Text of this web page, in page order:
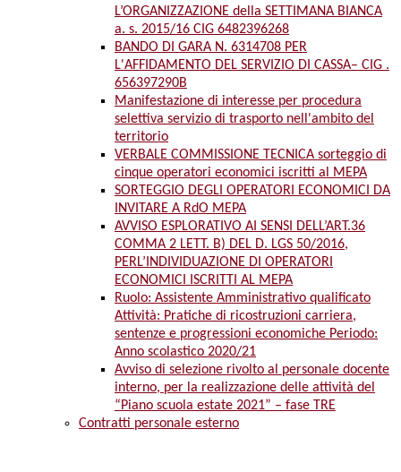
L’ORGANIZZAZIONE della SETTIMANA BIANCA
a. s. 2015/16 CIG 6482396268
BANDO DI GARA N. 6314708 PER
L'AFFIDAMENTO DEL SERVIZIO DI CASSA– CIG .
656397290B
Manifestazione di interesse per procedura
selettiva servizio di trasporto nell'ambito del
territorio
VERBALE COMMISSIONE TECNICA sorteggio di
cinque operatori economici iscritti al MEPA
SORTEGGIO DEGLI OPERATORI ECONOMICI DA
INVITARE A RdO MEPA
AVVISO ESPLORATIVO AI SENSI DELL’ART.36
COMMA 2 LETT. B) DEL D. LGS 50/2016,
PERL’INDIVIDUAZIONE DI OPERATORI
ECONOMICI ISCRITTI AL MEPA
Ruolo: Assistente Amministrativo qualificato
Attività: Pratiche di ricostruzioni carriera,
sentenze e progressioni economiche Periodo:
Anno scolastico 2020/21
Avviso di selezione rivolto al personale docente
interno, per la realizzazione delle attività del
“Piano scuola estate 2021” – fase TRE
Contratti personale esterno